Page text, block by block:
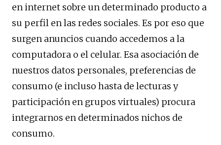
en internet sobre un determinado producto a
su perfil en las redes sociales. Es por eso que
surgen anuncios cuando accedemos a la
computadora o el celular. Esa asociación de
nuestros datos personales, preferencias de
consumo (e incluso hasta de lecturas y
participación en grupos virtuales) procura
integrarnos en determinados nichos de
consumo.